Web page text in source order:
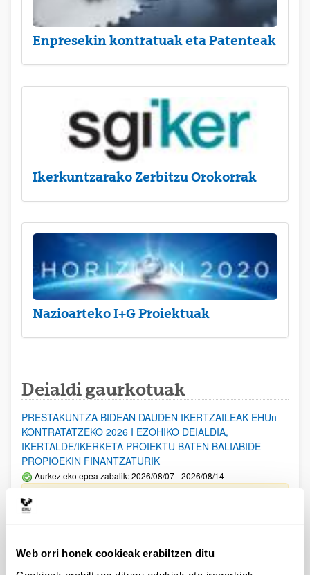
Web orri honek cookieak erabiltzen ditu
Enpresekin kontratuak eta Patenteak
Ikerkuntzarako Zerbitzu Orokorrak
Nazioarteko I+G Proiektuak
Deialdi gaurkotuak
PRESTAKUNTZA BIDEAN DAUDEN IKERTZAILEAK EHUn
KONTRATATZEKO 2026 I EZOHIKO DEIALDIA,
IKERTALDE/IKERKETA PROIEKTU BATEN BALIABIDE
PROPIOEKIN FINANTZATURIK
Aurkezteko epea zabalik: 2026/08/07 - 2026/08/14
Izapide irekia